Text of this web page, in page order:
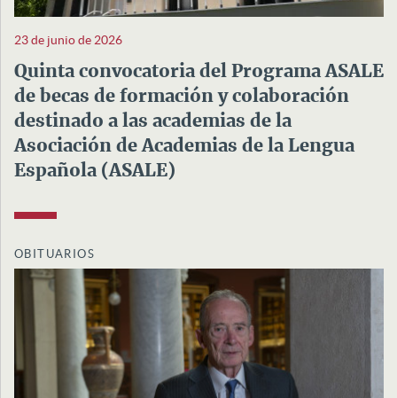
23 de junio de 2026
Quinta convocatoria del Programa ASALE
de becas de formación y colaboración
destinado a las academias de la
Asociación de Academias de la Lengua
Española (ASALE)
OBITUARIOS